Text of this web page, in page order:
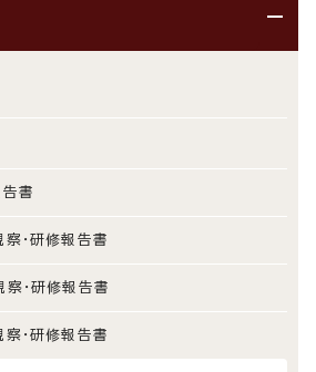
告書
・研修報告書
・研修報告書
・研修報告書